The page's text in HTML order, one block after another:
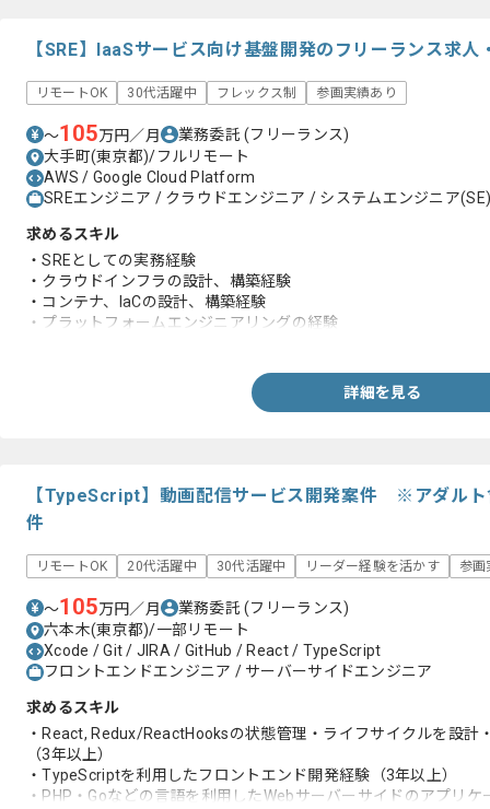
【SRE】IaaSサービス向け基盤開発のフリーランス求人
リモートOK 30代活躍中 フレックス制 参画実績あり
〜105万円／月 業務委託(フリーランス)
大手町(東京都)/フルリモート
AWS / Google Cloud Platform
SREエンジニア / クラウドエンジニア / システムエンジニア
求めるスキル
・SREとしての実務経験
・クラウドインフラの設計、構築経験
・コンテナ、IaCの設計、構築経験
・プラットフォームエンジニアリングの経験
詳細を見る
【TypeScript】動画配信サービス開発案件 ※アダルト
件
リモートOK 20代活躍中 30代活躍中 リーダー経験を活かす 参画
〜105万円／月 業務委託(フリーランス)
六本木(東京都)/一部リモート
Xcode / Git / JIRA / GitHub / React / TypeScript
フロントエンドエンジニア / サーバーサイドエンジニア
求めるスキル
・React, Redux/ReactHooksの状態管理・ライフサイクルを設計
（3年以上）
・TypeScriptを利用したフロントエンド開発経験（3年以上）
・PHP・Goなどの言語を利用したWebサーバーサイドのアプリ